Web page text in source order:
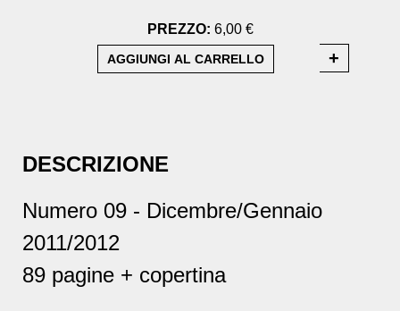
PREZZO: 6,00 €
DESCRIZIONE
Numero 09 - Dicembre/Gennaio
2011/2012
89 pagine + copertina